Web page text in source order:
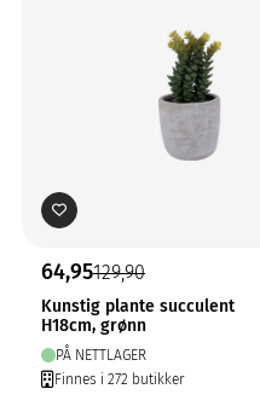
64,95129,90
Kunstig plante succulent
H18cm, grønn
PÅ NETTLAGER
Finnes i 272 butikker